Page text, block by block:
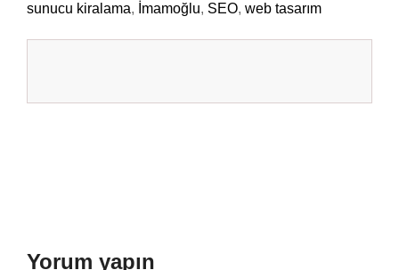
sunucu kiralama, İmamoğlu, SEO, web tasarım
Yorum yapın